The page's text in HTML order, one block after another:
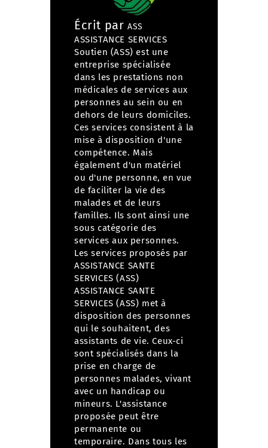
Écrit par ASS
ASSISTANCE SERVICES
Soutien (ASS) est une
entreprise spécialisée
dans les prestations non
médicales de services aux
personnes au sein ou en
dehors de leurs domiciles.
Ces services consistent à la
mise à disposition d'une
compétence. Mais
également d'un matériel
ou d'une personne, en vue
de faciliter la vie des
malades et de leurs
familles. Ils sont ainsi une
sous catégorie des
services aux personnes.
Les services proposés par
ASSISTANCE SANTE
SERVICES (ASS)
ASSISTANCE SANTE
SERVICES (ASS) met à
disposition des personnes
qui le souhaitent, des
assistants de vie. Ceux-ci
sont spécialisés dans la
prise en charge de
personnes malades, vivant
avec un handicap ou
mineurs. L'assistance
proposée peut être
permanente ou
temporaire. Dans tous les